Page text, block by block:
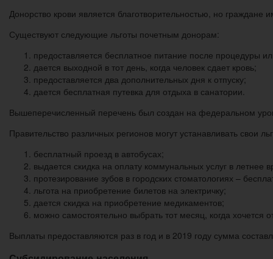
Донорство крови является благотворительностью, но граждане
Существуют следующие льготы почетным донорам:
предоставляется бесплатное питание после процедуры
дается выходной в тот день, когда человек сдает кровь;
предоставляется два дополнительных дня к отпуску;
дается бесплатная путевка для отдыха в санатории.
Вышеперечисленный перечень был создан на федеральном
Правительство различных регионов могут устанавливать свои
бесплатный проезд в автобусах;
выдается скидка на оплату коммунальных услуг в летнее
протезирование зубов в городских стоматологиях –
льгота на приобретение билетов на электричку;
дается скидка на приобретение медикаментов;
можно самостоятельно выбрать тот месяц, когда хочется
Выплаты предоставляются раз в год и в 2019 году сумма